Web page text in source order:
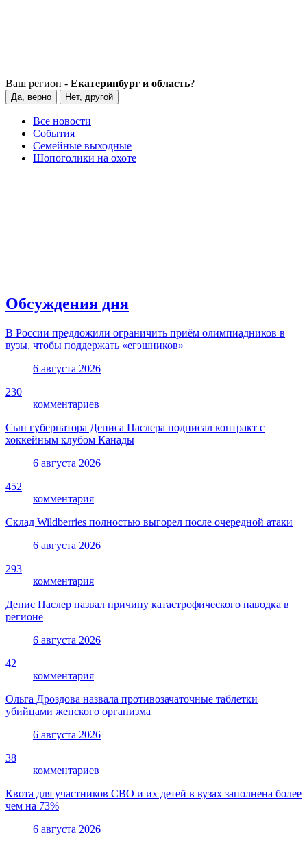
Ваш регион - Екатеринбург и область?
Да, верно Нет, другой
Все новости
События
Семейные выходные
Шопоголики на охоте
Обсуждения дня
В России предложили ограничить приём олимпиадников в
вузы, чтобы поддержать «егэшников»
6 августа 2026
230
комментариев
Сын губернатора Дениса Паслера подписал контракт с
хоккейным клубом Канады
6 августа 2026
452
комментария
Склад Wildberries полностью выгорел после очередной атаки
6 августа 2026
293
комментария
Денис Паслер назвал причину катастрофического паводка в
регионе
6 августа 2026
42
комментария
Ольга Дроздова назвала противозачаточные таблетки
убийцами женского организма
6 августа 2026
38
комментариев
Квота для участников СВО и их детей в вузах заполнена более
чем на 73%
6 августа 2026